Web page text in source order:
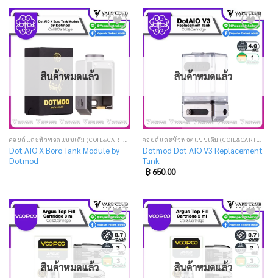
Add
wishlist
สินค้าหมดแล้ว
Dot AIO X Boro Tank Module by
Dotmod
Add
to
wishlist
สินค้าหมดแล้ว
Dotmod Dot AIO V3 Replacement
Tank
฿650.00
Add
to
wishlist
สินค้าหมดแล้ว
Add
to
wishlist
สินค้าหมดแล้ว